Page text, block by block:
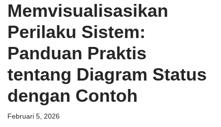
Memvisualisasikan
Perilaku Sistem:
Panduan Praktis
tentang Diagram Status
dengan Contoh
Februari 5, 2026